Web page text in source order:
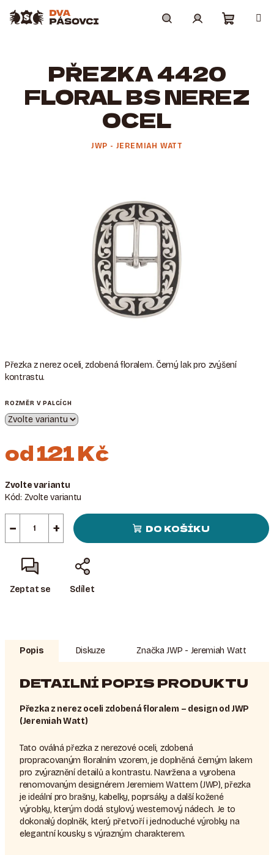
Přezka z nerez oceli, zdobená floralem. Černý lak pro zvýšení
kontrastu.
ROZMĚR V PALCÍCH
od121 Kč
cena:
Zvolte variantu
Kód: Zvolte variantu
+
− DO KOŠÍKU
Zeptat se Sdílet
PŘEZKA 4420
FLORAL BS NEREZ
OCEL
JWP - JEREMIAH WATT
Popis Diskuze ZnačkaJWP - Jeremiah Watt
DETAILNÍ POPIS PRODUKTU
Přezka z nerez oceli zdobená floralem – design od JWP
(Jeremiah Watt)
Tato oválná přezka z nerezové oceli, zdobená
propracovaným floralním vzorem, je doplněná černým lakem
pro zvýraznění detailů a kontrastu. Navržena a vyrobena
renomovaným designérem Jeremiem Wattem (JWP), přezka
je ideální pro brašny, kabelky, poprsáky a další kožené
výrobky, kterým dodá stylový westernový nádech. Je to
dokonalý doplněk, který přetvoří i jednoduché výrobky na
elegantní kousky s výrazným charakterem.